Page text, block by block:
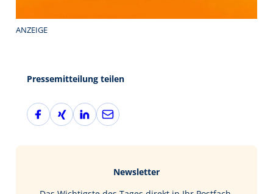
ANZEIGE
Pressemitteilung teilen
F
a
X
i
L
i
I
E
-
Newsletter